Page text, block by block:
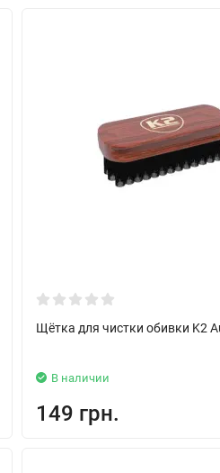
Щётка для чистки обивки K2
В наличии
149 грн.